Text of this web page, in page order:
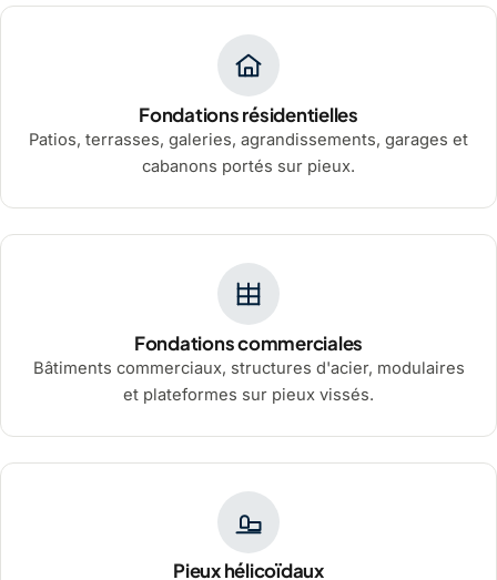
Fondations résidentielles
Patios, terrasses, galeries, agrandissements, garages et
cabanons portés sur pieux.
Fondations commerciales
Bâtiments commerciaux, structures d'acier, modulaires
et plateformes sur pieux vissés.
Pieux hélicoïdaux